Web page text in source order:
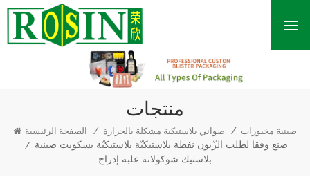
منتجات
الصفحة الرئيسية / صواني بلاستيكية مشكلة بالحرارة / صينية مخبوزات
/ صنع وفقا لطلب الزّبون نفطة بلاستيكيّة بلاستيكيّة بسكويت صينية
بلاستيك شوكولاتة علبة إدراج